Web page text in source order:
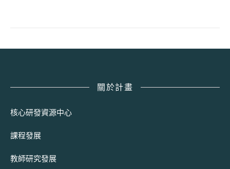
關於計畫
核心研發資源中心
課程發展
教師研究發展